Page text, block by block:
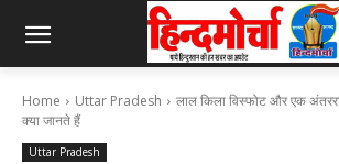
Home Uttar Pradesh
लाल किला विस्फोट और एक
क्या जानते हैं
Uttar Pradesh